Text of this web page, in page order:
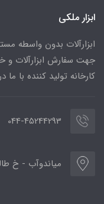
ابزار ملکی
ابزارآلات بدون واسطه
جهت سفارش ابزارآلات و
کارخانه تولید کننده با ما
044-45244293
میاندوآب - خ